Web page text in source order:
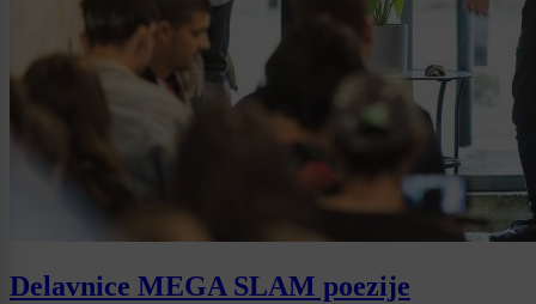
Delavnice MEGA SLAM poezije